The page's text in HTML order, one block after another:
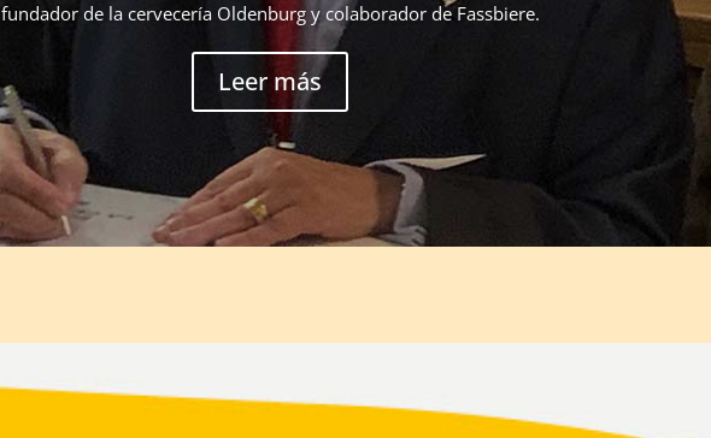
fundador de la cervecería Oldenburg y colaborador de Fassbiere.
Leer más